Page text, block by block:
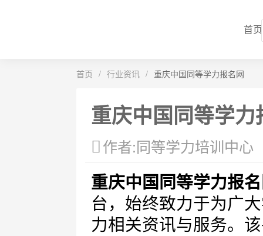
首页
首页 / 行业资讯 / 重庆中国同等学力报名网
重庆中国同等学力
作者:同等学力培训中心
重庆中国同等学力报
台，始终致力于为广
力相关资讯与服务。